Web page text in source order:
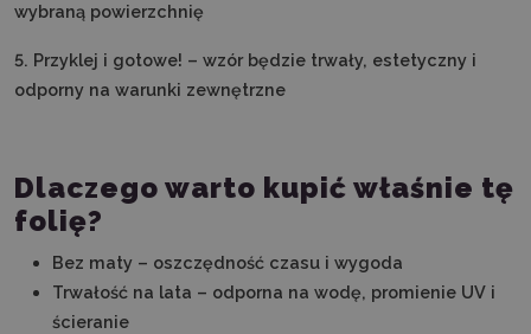
wybraną powierzchnię
5. Przyklej i gotowe! – wzór będzie trwały, estetyczny i
odporny na warunki zewnętrzne
Dlaczego warto kupić właśnie tę
folię?
Bez maty – oszczędność czasu i wygoda
Trwałość na lata – odporna na wodę, promienie UV i
ścieranie